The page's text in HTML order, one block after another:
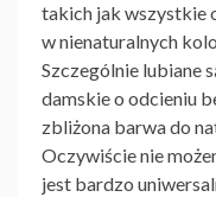
takich jak wszystkie
w nienaturalnych
Szczególnie lubiane
damskieo odcieniu
zbliżona barwa do
Oczywiście nie
jest bardzo